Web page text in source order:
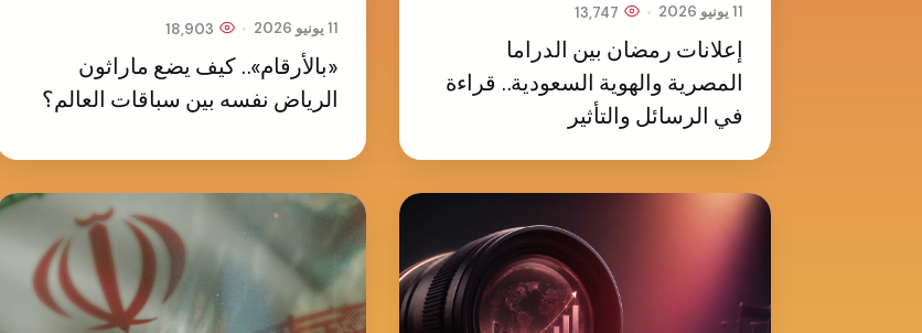
11 يونيو 2026 •
إعلانات رمضان بين الدراما
المصرية والهوية السعودية.. قراءة
في الرسائل والتأثير
11 يونيو 2026 •
«بالأرقام».. كيف يضع ماراثون
الرياض نفسه بين سباقات العالم؟